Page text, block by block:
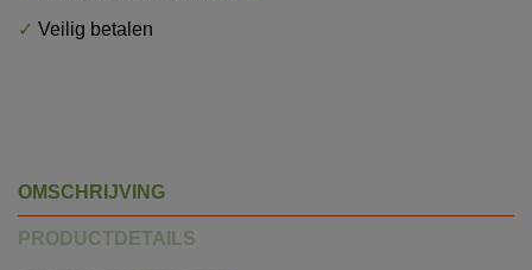
✓ Veilig betalen
OMSCHRIJVING
PRODUCTDETAILS